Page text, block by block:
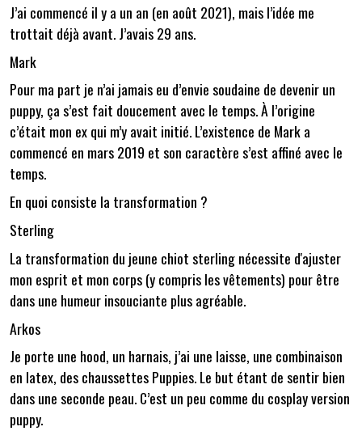
J’ai commencé il y a un an (en août 2021), mais l’idée me
trottait déjà avant. J’avais 29 ans.
Mark
Pour ma part je n’ai jamais eu d’envie soudaine de devenir un
puppy, ça s’est fait doucement avec le temps. À l’origine
c’était mon ex qui m’y avait initié. L’existence de Mark a
commencé en mars 2019 et son caractère s’est affiné avec le
temps.
En quoi consiste la transformation ?
Sterling
La transformation du jeune chiot sterling nécessite d'ajuster
mon esprit et mon corps (y compris les vêtements) pour être
dans une humeur insouciante plus agréable.
Arkos
Je porte une hood, un harnais, j’ai une laisse, une combinaison
en latex, des chaussettes Puppies. Le but étant de sentir bien
dans une seconde peau. C’est un peu comme du cosplay version
puppy.